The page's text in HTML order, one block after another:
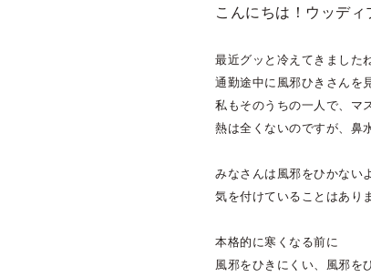
こんにちは！ウッデ
最近グッと冷えてきましたね
通勤途中に風邪ひきさんを
私もそのうちの一人で、マ
熱は全くないのですが、鼻
みなさんは風邪をひかない
気を付けていることはあり
本格的に寒くなる前に
風邪をひきにくい、風邪を